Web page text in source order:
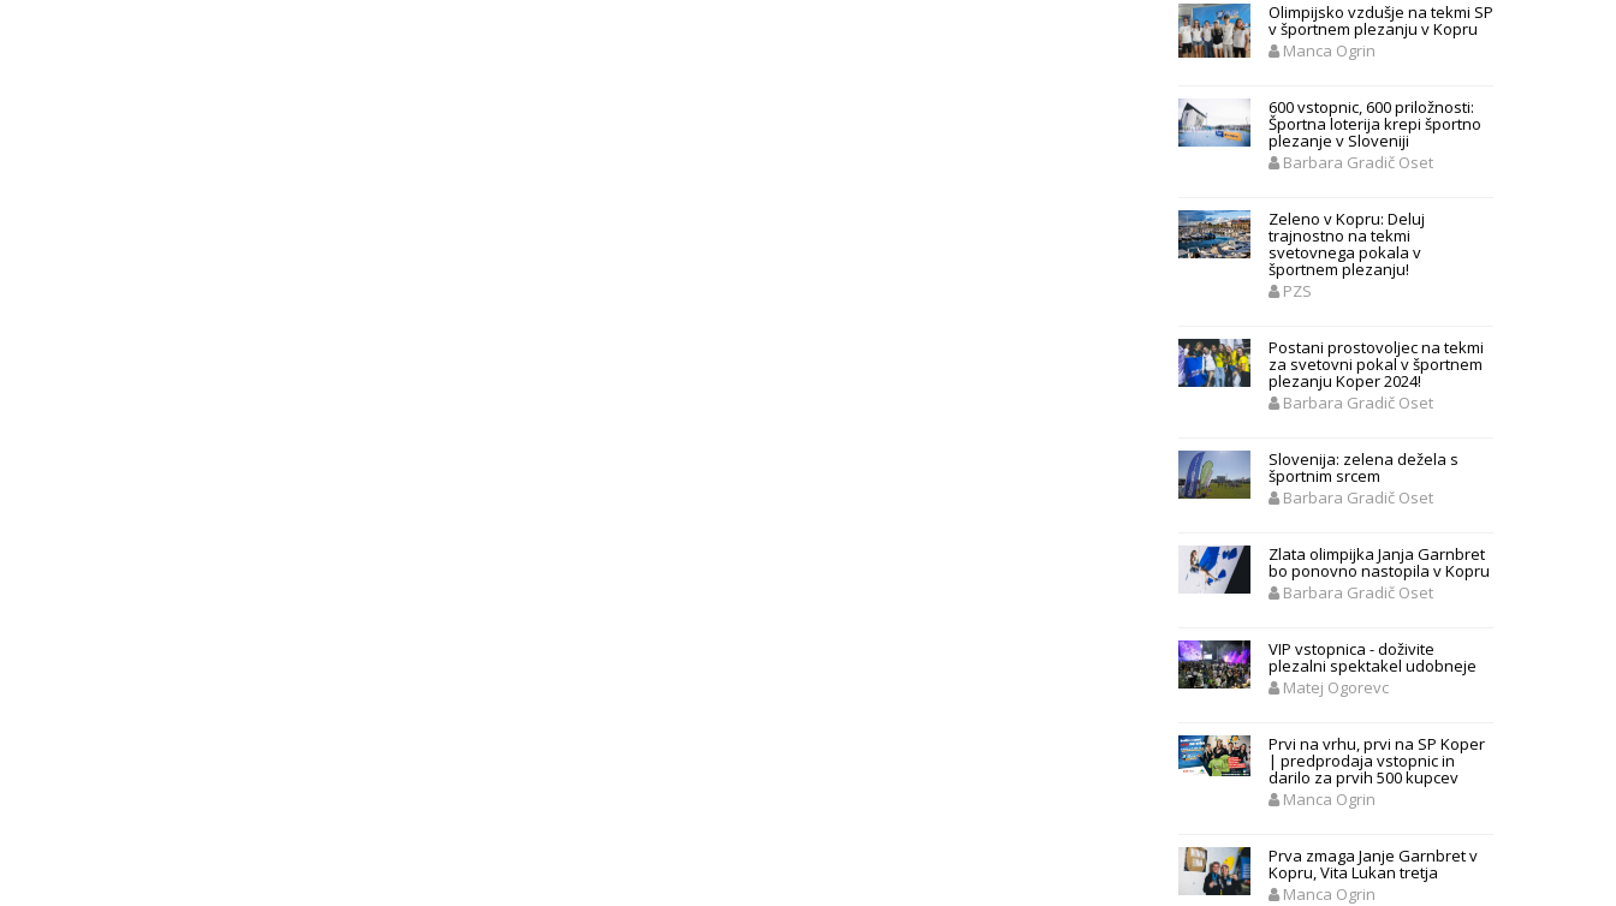
Olimpijsko vzdušje na tekmi SP
v športnem plezanju v Kopru
Manca Ogrin
600 vstopnic, 600 priložnosti:
Športna loterija krepi športno
plezanje v Sloveniji
Barbara Gradič Oset
Zeleno v Kopru: Deluj
trajnostno na tekmi
svetovnega pokala v
športnem plezanju!
PZS
Postani prostovoljec na tekmi
za svetovni pokal v športnem
plezanju Koper 2024!
Barbara Gradič Oset
Slovenija: zelena dežela s
športnim srcem
Barbara Gradič Oset
Zlata olimpijka Janja Garnbret
bo ponovno nastopila v Kopru
Barbara Gradič Oset
VIP vstopnica - doživite
plezalni spektakel udobneje
Matej Ogorevc
Prvi na vrhu, prvi na SP Koper
| predprodaja vstopnic in
darilo za prvih 500 kupcev
Manca Ogrin
Prva zmaga Janje Garnbret v
Kopru, Vita Lukan tretja
Manca Ogrin